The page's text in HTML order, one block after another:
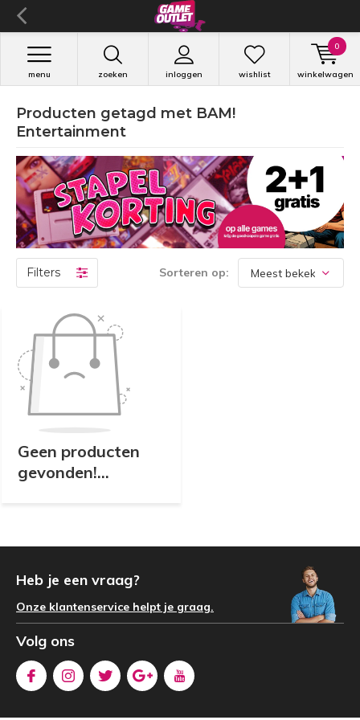
zoeken inloggen
menu wishlist winkelwagen
0
Producten getagd met BAM!
Entertainment
Filters Sorteren op:
Geen producten
gevonden!...
Heb je een vraag?
Onze klantenservice helpt je graag.
Volg ons